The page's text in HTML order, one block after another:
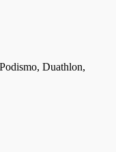
Duathlon,